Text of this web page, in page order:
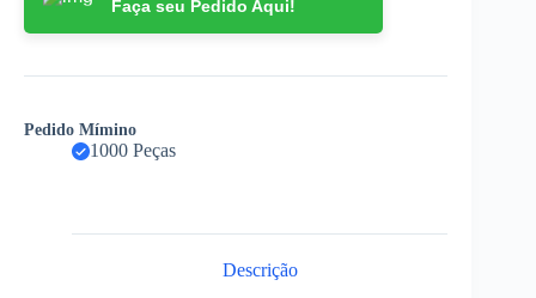
Faça seu Pedido Aqui!
Pedido Mímino
1000 Peças
Descrição